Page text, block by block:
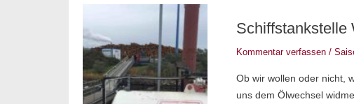
Schiffstankstelle
Kommentar verfassen /
Ob wir wollen oder nicht,
uns dem Ölwechsel
Wismar
in
Wismar